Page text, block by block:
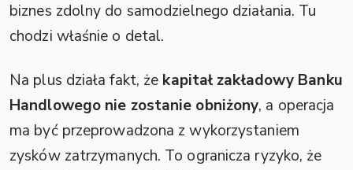
biznes zdolny do samodzielnego działania. Tu
chodzi właśnie o detal.
Na plus działa fakt, że kapitał zakładowy Banku
Handlowego nie zostanie obniżony, a operacja
ma być przeprowadzona z wykorzystaniem
zysków zatrzymanych. To ogranicza ryzyko, że